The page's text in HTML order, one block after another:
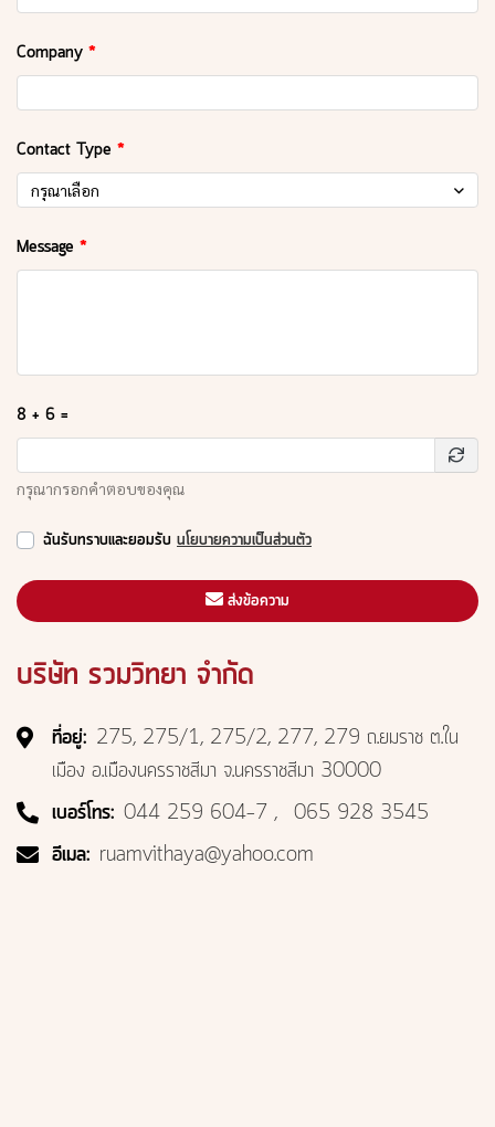
Company
Contact Type
กรุณาเลือก
Message
8 + 6 =
กรุณากรอกคำตอบของคุณ
ฉันรับทราบและยอมรับ นโยบายความเป็นส่วนตัว
ส่งข้อความ
บริษัท รวมวิทยา จำกัด
ที่อยู่: 275, 275/1, 275/2, 277, 279 ถ.ยมราช ต.ใน
เมือง อ.เมืองนครราชสีมา จ.นครราชสีมา 30000
เบอร์โทร: 044 259 604-7
065 928 3545
อีเมล: ruamvithaya@yahoo.com